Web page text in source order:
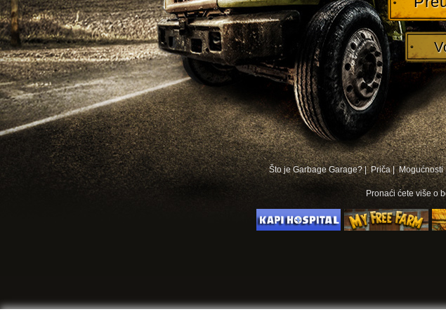
Što je Garbage Garage? | Priča |
Pronaći ćete više o